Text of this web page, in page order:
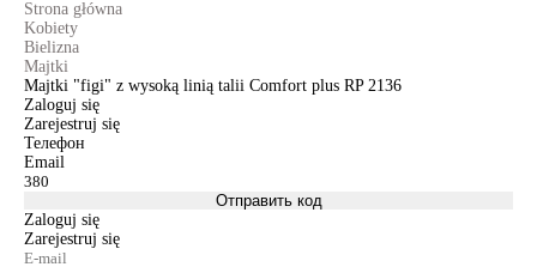
Strona główna
Kobiety
Bielizna
Majtki
Majtki "figi" z wysoką linią talii Comfort plus RP 2136
Zaloguj się
Zarejestruj się
Телефон
Email
Отправить код
Zaloguj się
Zarejestruj się